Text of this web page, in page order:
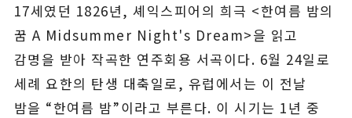
17세였던 1826년, 셰익스피어의 희극 <한여름 밤의
꿈 A Midsummer Night's Dream>을 읽고
감명을 받아 작곡한 연주회용 서곡이다. 6월 24일로
세례 요한의 탄생 대축일로, 유럽에서는 이 전날
밤을 “한여름 밤”이라고 부른다. 이 시기는 1년 중